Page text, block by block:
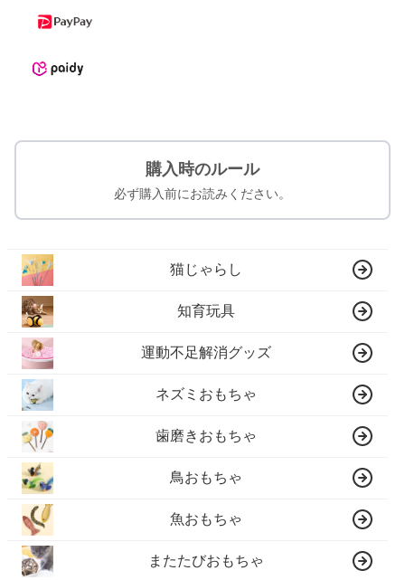
購入時のルール
必ず購入前にお読みください。
猫じゃらし
知育玩具
運動不足解消グッズ
ネズミおもちゃ
歯磨きおもちゃ
鳥おもちゃ
魚おもちゃ
またたびおもちゃ